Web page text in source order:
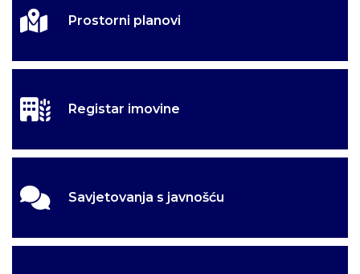
Prostorni planovi
Registar imovine
Savjetovanja s javnošću